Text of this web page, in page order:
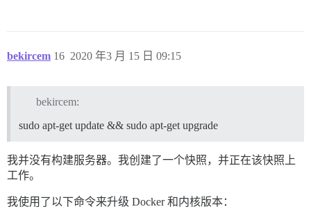
bekircem 2020 年3 月 15 日 09:15
16
bekircem:
sudo apt-get update && sudo apt-get upgrade
我并没有构建服务器。我创建了一个快照，并正在该快照上
工作。
我使用了以下命令来升级 Docker 和内核版本：